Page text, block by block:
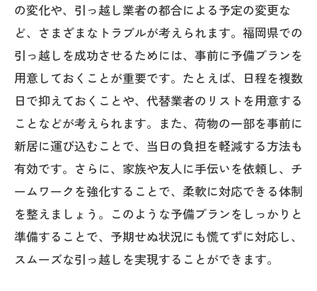
の変化や、引っ越し業者の都合による予定の変更な
ど、さまざまなトラブルが考えられます。福岡県での
引っ越しを成功させるためには、事前に予備プランを
用意しておくことが重要です。たとえば、日程を複数
日で抑えておくことや、代替業者のリストを用意する
ことなどが考えられます。また、荷物の一部を事前に
新居に運び込むことで、当日の負担を軽減する方法も
有効です。さらに、家族や友人に手伝いを依頼し、チ
ームワークを強化することで、柔軟に対応できる体制
を整えましょう。このような予備プランをしっかりと
準備することで、予期せぬ状況にも慌てずに対応し、
スムーズな引っ越しを実現することができます。